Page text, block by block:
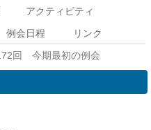
アクティビティ
例会日程 リンク
回 今期最初の例会